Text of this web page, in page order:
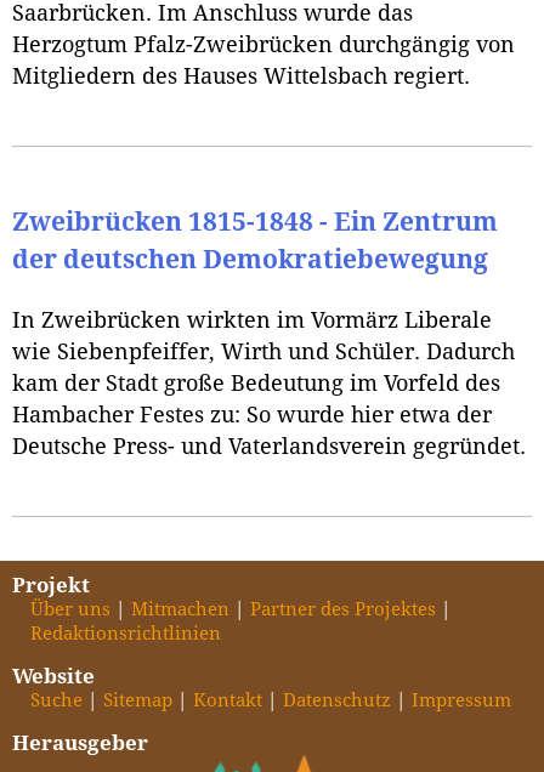
Saarbrücken. Im Anschluss wurde das
Herzogtum Pfalz-Zweibrücken durchgängig von
Mitgliedern des Hauses Wittelsbach regiert.
Zweibrücken 1815-1848 - Ein Zentrum
der deutschen Demokratiebewegung
In Zweibrücken wirkten im Vormärz Liberale
wie Siebenpfeiffer, Wirth und Schüler. Dadurch
kam der Stadt große Bedeutung im Vorfeld des
Hambacher Festes zu: So wurde hier etwa der
Deutsche Press- und Vaterlandsverein gegründet.
Projekt
Über uns Mitmachen
Partner des Projektes
Redaktionsrichtlinien
Website
Suche Sitemap Kontakt Datenschutz Impressum
Herausgeber